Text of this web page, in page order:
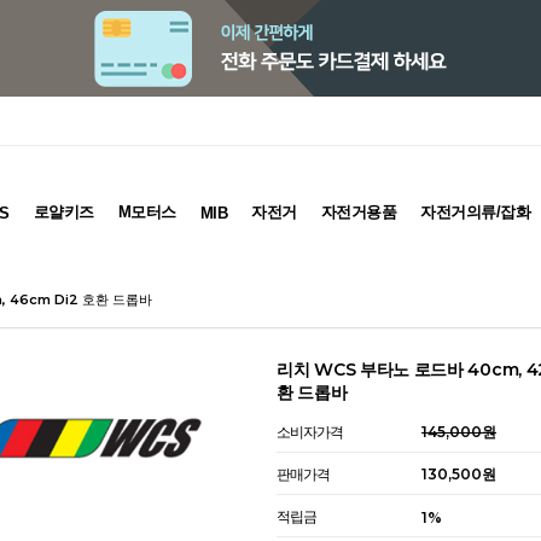
로얄키즈 M모터스 MIB 자전거 자전거용품 자전거의류/잡화
46cm Di2 호환 드롭바
리치 WCS 부타노 로드바 40cm,
환 드롭바
소비자가격 145,000원
판매가격 130,500원
적립금 1%